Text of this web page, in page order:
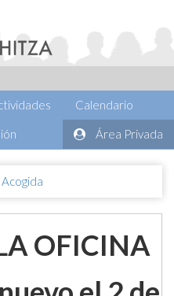
Calendario
Área Privada
OFICINA